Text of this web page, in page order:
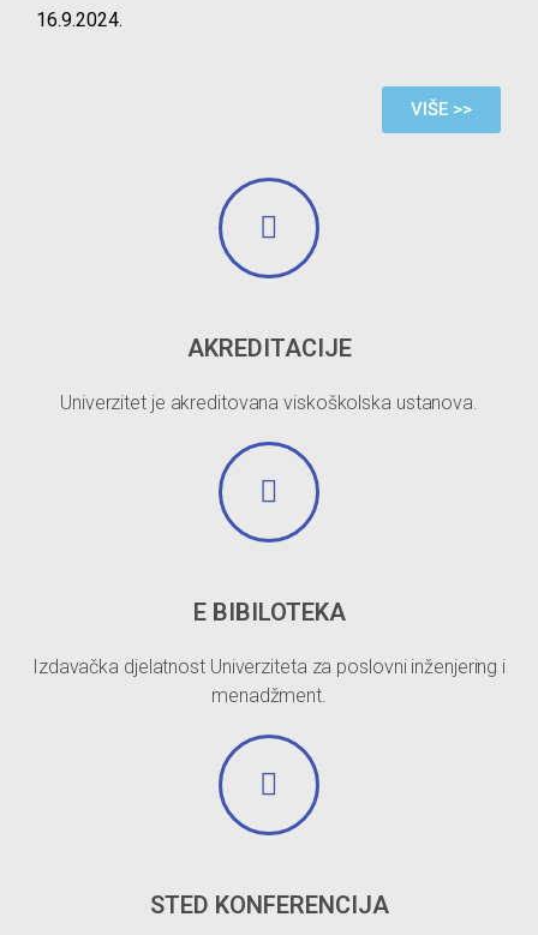
16.9.2024.
VIŠE >>
AKREDITACIJE
Univerzitet je akreditovana viskoškolska ustanova.
E BIBILOTEKA
Izdavačka djelatnost Univerziteta za poslovni inženjering i
menadžment.
STED KONFERENCIJA